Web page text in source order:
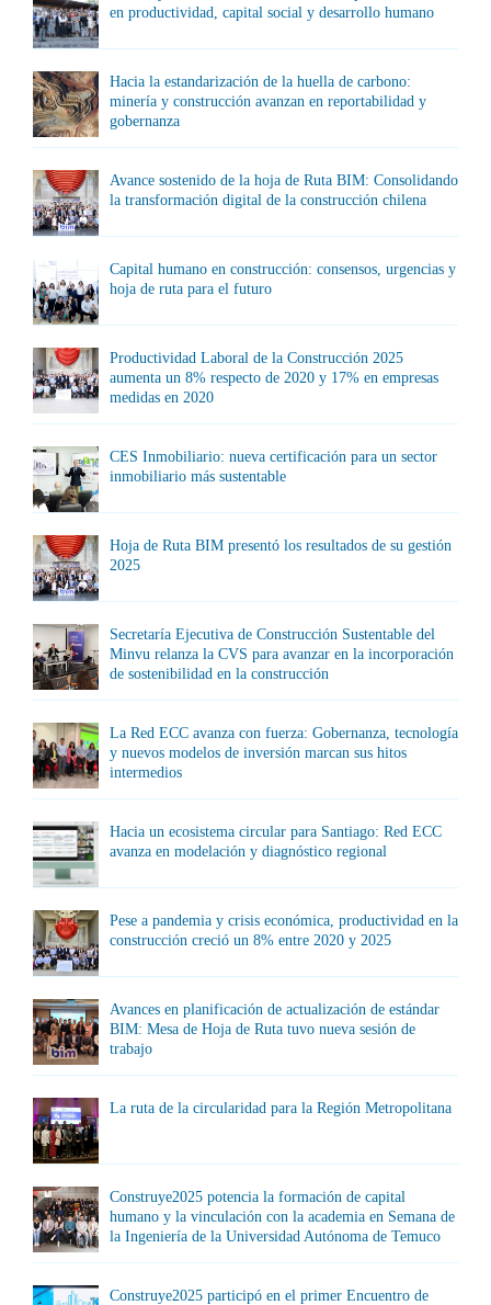
en productividad, capital social y desarrollo humano
Hacia la estandarización de la huella de carbono:
minería y construcción avanzan en reportabilidad y
gobernanza
Avance sostenido de la hoja de Ruta BIM: Consolidando
la transformación digital de la construcción chilena
Capital humano en construcción: consensos, urgencias y
hoja de ruta para el futuro
Productividad Laboral de la Construcción 2025
aumenta un 8% respecto de 2020 y 17% en empresas
medidas en 2020
CES Inmobiliario: nueva certificación para un sector
inmobiliario más sustentable
Hoja de Ruta BIM presentó los resultados de su gestión
2025
Secretaría Ejecutiva de Construcción Sustentable del
Minvu relanza la CVS para avanzar en la incorporación
de sostenibilidad en la construcción
La Red ECC avanza con fuerza: Gobernanza, tecnología
y nuevos modelos de inversión marcan sus hitos
intermedios
Hacia un ecosistema circular para Santiago: Red ECC
avanza en modelación y diagnóstico regional
Pese a pandemia y crisis económica, productividad en la
construcción creció un 8% entre 2020 y 2025
Avances en planificación de actualización de estándar
BIM: Mesa de Hoja de Ruta tuvo nueva sesión de
trabajo
La ruta de la circularidad para la Región Metropolitana
Construye2025 potencia la formación de capital
humano y la vinculación con la academia en Semana de
la Ingeniería de la Universidad Autónoma de Temuco
Construye2025 participó en el primer Encuentro de